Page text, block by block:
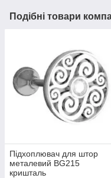
Подібні товари
Підхоплювач для штор
металевий BG215
кришталь